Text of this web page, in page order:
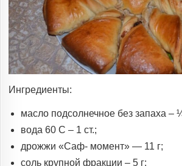
Ингредиенты:
масло подсолнечное без запаха –
вода 60 С – 1 ст.;
дрожжи «Саф- момент» — 11 г;
соль крупной фракции – 5 г;